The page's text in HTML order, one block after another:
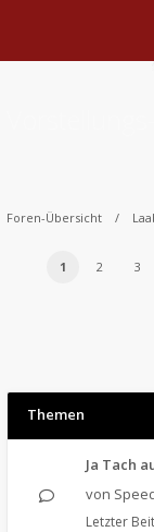
Foren-Übersicht
1 2 3
Themen
Ja Tach
von
Letzter